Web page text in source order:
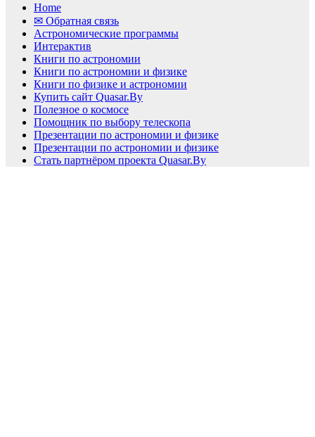
Home
✉ Обратная связь
Астрономические программы
Интерактив
Книги по астрономии
Книги по астрономии и физике
Книги по физике и астрономии
Купить сайт Quasar.By
Полезное о космосе
Помощник по выбору телескопа
Презентации по астрономии и физике
Презентации по астрономии и физике
Стать партнёром проекта Quasar.By